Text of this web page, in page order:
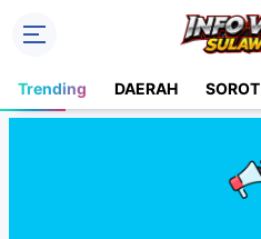
Trending DAERAH SOROT